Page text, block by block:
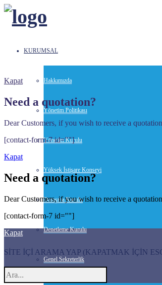
KURUMSAL
Hakkımızda
Yönetim Politikası
Yönetim Kurulu
Yüksek İstişare Konseyi
Danışma Kurulu
Denetleme Kurulu
Genel Sekreterlik
Kapat
Need a quotation?
Dear Customers, if you wish to receive a
[contact-form-7 id=""]
Kapat
Need a quotation?
Dear Customers, if you wish to receive a
[contact-form-7 id=""]
Kapat
SİTE İÇİ ARAMA YAP (KAPATMAK İÇİN